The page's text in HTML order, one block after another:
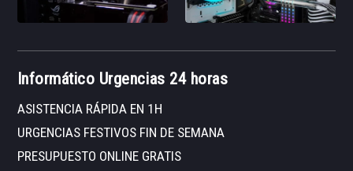
Informático Urgencias 24 horas
ASISTENCIA RÁPIDA EN 1H
URGENCIAS FESTIVOS FIN DE SEMANA
PRESUPUESTO ONLINE GRATIS